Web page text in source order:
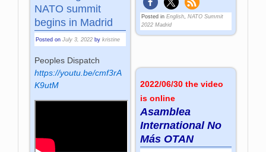
Posted in English, NATO Summit
2022 Madrid
NATO summit
begins in Madrid
Posted onJuly 3, 2022 bykristine
Peoples Dispatch
https://youtu.be/cmf3rA
K9utM
2022/06/30 the video
is online
Asamblea
International No
Más OTAN